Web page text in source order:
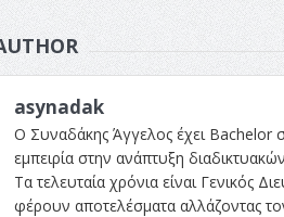
asynadak
Ο Συναδάκης Άγγελος έχει Bachelor
εμπειρία στην ανάπτυξη
Τα τελευταία χρόνια είναι Γενικός
φέρουν αποτελέσματα αλλάζοντας